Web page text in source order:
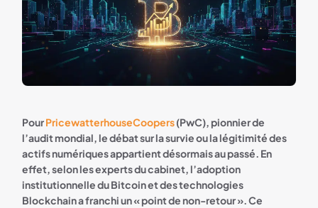
PourPricewatterhouseCoopers(PwC), pionnier de
l’audit mondial, le débat sur la survie ou la légitimité des
actifs numériques appartient désormais au passé. En
effet, selon les experts du cabinet, l’adoption
institutionnelle du Bitcoin et des technologies
Blockchain a franchi un « point de non-retour ». Ce